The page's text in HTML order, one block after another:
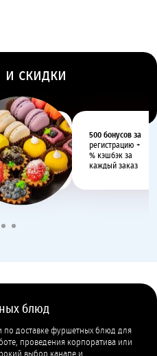
скидки
500 бонусов за
регистрацию +
% кэшбэк за
каждый заказ
блюд
по доставке фуршетных блюд для
проведения корпоратива или